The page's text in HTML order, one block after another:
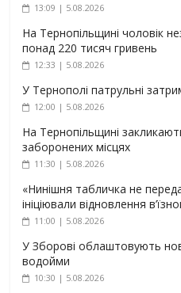
13:09 | 5.08.2026
На Тернопільщині чоловік
понад 220 тисяч гривень
12:33 | 5.08.2026
У Тернополі патрульні
12:00 | 5.08.2026
На Тернопільщині
заборонених місцях
11:30 | 5.08.2026
«Нинішня табличка не
ініціювали відновлення
11:00 | 5.08.2026
У Зборові облаштовують
водойми
10:30 | 5.08.2026